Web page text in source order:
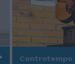
Controtempo